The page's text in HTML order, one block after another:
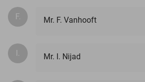
F. Mr. F. Vanhooft
I. Mr. I. Nijad